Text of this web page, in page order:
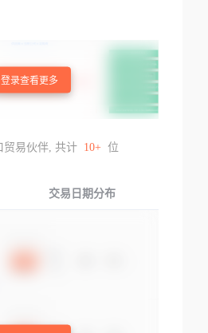
登录查看更多
贸易伙伴, 共计 10+ 位
交易日期分布